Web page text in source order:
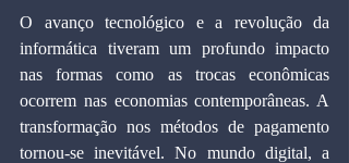
O avanço tecnológico e a revolução da
informática tiveram um profundo impacto
nas formas como as trocas econômicas
ocorrem nas economias contemporâneas. A
transformação nos métodos de pagamento
tornou-se inevitável. No mundo digital, a